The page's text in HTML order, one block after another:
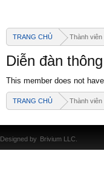
TRANG CHỦ Thành viên
Diễn đàn
This member does not
TRANG CHỦ Thành viên
Designed by Brivium LLC.